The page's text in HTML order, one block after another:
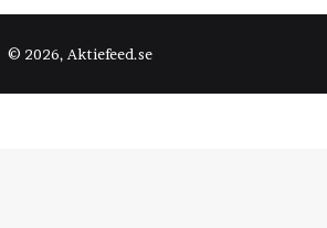
© 2026, Aktiefeed.se